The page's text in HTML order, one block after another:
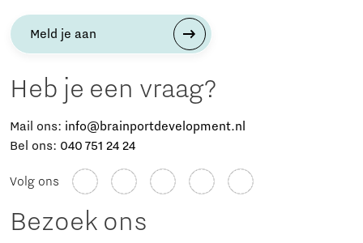
Meld je aan
Heb je een vraag?
Mail ons: info@brainportdevelopment.nl
Bel ons: 040 751 24 24
Volg ons
Bezoek ons